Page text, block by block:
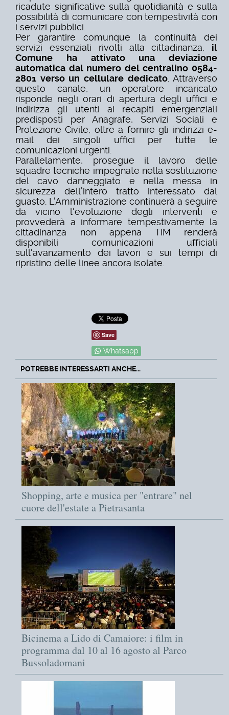
ricadute significative sulla quotidianità e sulla
possibilità di comunicare con tempestività con
i servizi pubblici.
Per garantire comunque la continuità dei
servizi essenziali rivolti alla cittadinanza, il
Comune ha attivato una deviazione
automatica dal numero del centralino 0584-
2801 verso un cellulare dedicato. Attraverso
questo canale, un operatore incaricato
risponde negli orari di apertura degli uffici e
indirizza gli utenti ai recapiti emergenziali
predisposti per Anagrafe, Servizi Sociali e
Protezione Civile, oltre a fornire gli indirizzi e-
mail dei singoli uffici per tutte le
comunicazioni urgenti.
Parallelamente, prosegue il lavoro delle
squadre tecniche impegnate nella sostituzione
del cavo danneggiato e nella messa in
sicurezza dell'intero tratto interessato dal
guasto. L'Amministrazione continuerà a seguire
da vicino l'evoluzione degli interventi e
provvederà a informare tempestivamente la
cittadinanza non appena TIM renderà
disponibili comunicazioni ufficiali
sull'avanzamento dei lavori e sui tempi di
ripristino delle linee ancora isolate.
Save
Whatsapp
POTREBBE INTERESSARTI ANCHE...
Shopping, arte e musica per "entrare" nel
cuore dell'estate a Pietrasanta
Bicinema a Lido di Camaiore: i film in
programma dal 10 al 16 agosto al Parco
Bussoladomani